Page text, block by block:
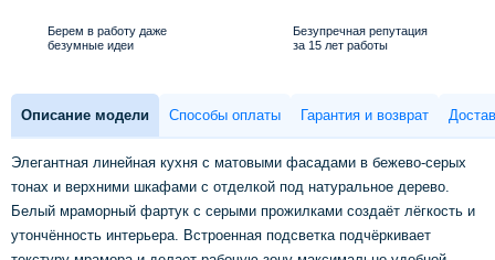
Берем в работу даже
безумные идеи
Безупречная репутация
за 15 лет работы
Описание модели Способы оплаты Гарантия и возврат
Элегантная линейная кухня с матовыми фасадами в бежево-серых
тонах и верхними шкафами с отделкой под натуральное дерево.
Белый мраморный фартук с серыми прожилками создаёт лёгкость и
утончённость интерьера. Встроенная подсветка подчёркивает